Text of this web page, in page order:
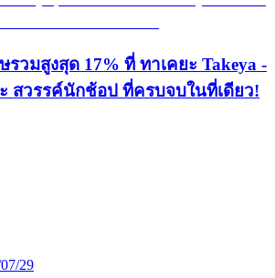
วมสูงสุด 17% ที่ ทาเคยะ Takeya -
สวรรค์นักช้อป ที่ครบจบในที่เดียว!
29